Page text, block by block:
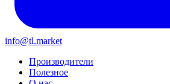
info@tl.market
Производители
Полезное